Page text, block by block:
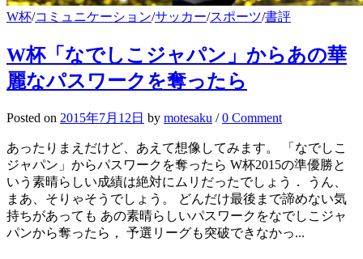
W杯/コミュニケーション/サッカー/スポーツ/書評
W杯「なでしこジャパン」からあの華
麗なパスワークを奪ったら
Posted on 2015年7月12日 by motesaku /0 Comment
あったりまえだけど、あえて想像してみます。 「なでしこ
ジャパン」からパスワークを奪ったら W杯2015の準優勝と
いう素晴らしい成績は絶対にムリだったでしょう． うん、
まあ、そりゃそうでしょう。 どんだけ最後まで諦めない気
持ちがあっても あの素晴らしいパスワークをなでしこジャ
パンから奪ったら， 予選リーグも突破できなかっ...